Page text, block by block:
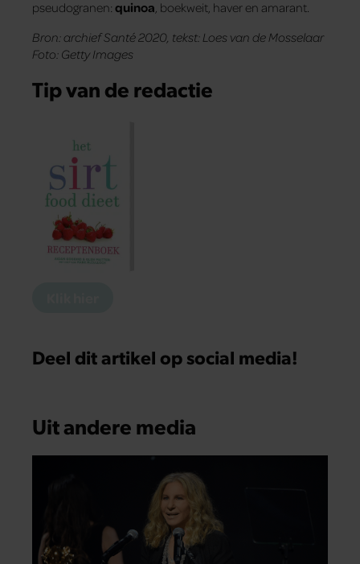
pseudogranen: quinoa , boekweit, haver en amarant.
Bron: archief Santé 2020, tekst: Loes van de Mosselaar
Foto: Getty Images
Tip van de redactie
Deel dit artikel op social media!
Uit andere media